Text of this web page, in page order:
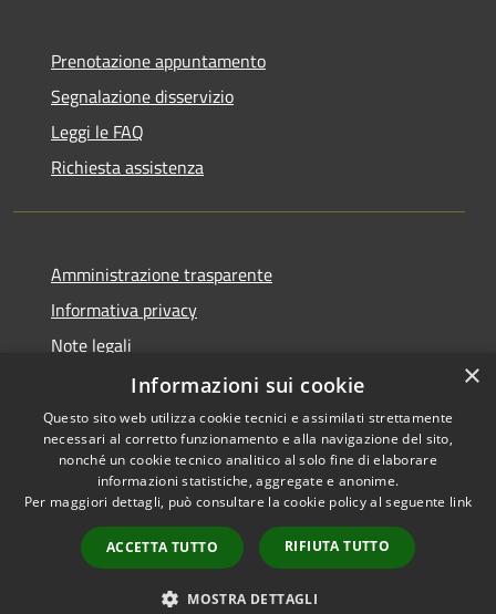
Prenotazione appuntamento
Segnalazione disservizio
Leggi le FAQ
Richiesta assistenza
Amministrazione trasparente
Informativa privacy
Note legali
Dichiarazione di accessibilità
RSS
Accessibilità
Copyright © 2026 • Comune di
Gravina di Catania • Powered
byMunicipium
Accesso
redazione
×
Informazioni sui cookie
Questo sito web utilizza cookie tecnici e assimilati strettamente
necessari al corretto funzionamento e alla navigazione del sito,
nonché un cookie tecnico analitico al solo fine di elaborare
informazioni statistiche, aggregate e anonime.
Per maggiori dettagli, può consultare la cookie policy al seguente link
ACCETTA TUTTO RIFIUTA TUTTO
MOSTRA DETTAGLI